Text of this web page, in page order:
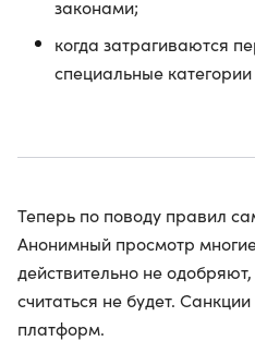
законами;
когда затрагиваются
специальные
Теперь по поводу правил
Анонимный просмотр
действительно не
считаться не будет.
платформ.